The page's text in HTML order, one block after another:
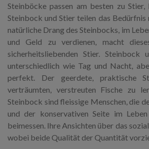
Steinböcke passen am besten zu Stier,
Steinbock und Stier teilen das Bedürfnis
natürliche Drang des Steinbocks, im
und Geld zu verdienen, macht
sicherheitsliebenden Stier. Steinbock
unterschiedlich wie Tag und Nacht,
perfekt. Der geerdete, praktische
verträumten, verstreuten Fische zu
Steinbock sind fleissige Menschen, die
und der konservativen Seite im
beimessen. Ihre Ansichten über das
wobei beide Qualität der Quantität